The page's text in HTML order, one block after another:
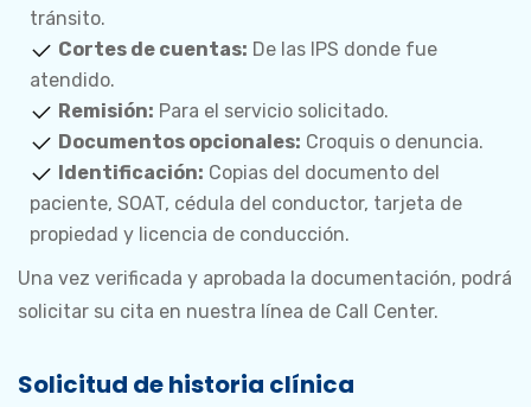
tránsito.
Cortes de cuentas: De las IPS donde fue
atendido.
Remisión: Para el servicio solicitado.
Documentos opcionales: Croquis o denuncia.
Identificación: Copias del documento del
paciente, SOAT, cédula del conductor, tarjeta de
propiedad y licencia de conducción.
Una vez verificada y aprobada la documentación, podrá
solicitar su cita en nuestra línea de Call Center.
Solicitud de historia clínica